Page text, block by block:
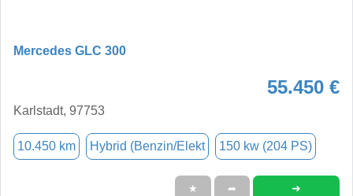
Mercedes GLC 300
55.450 €
Karlstadt, 97753
10.450 km Hybrid (Benzin/Elekt 150 kw (204 PS)
★ ➦ ➜